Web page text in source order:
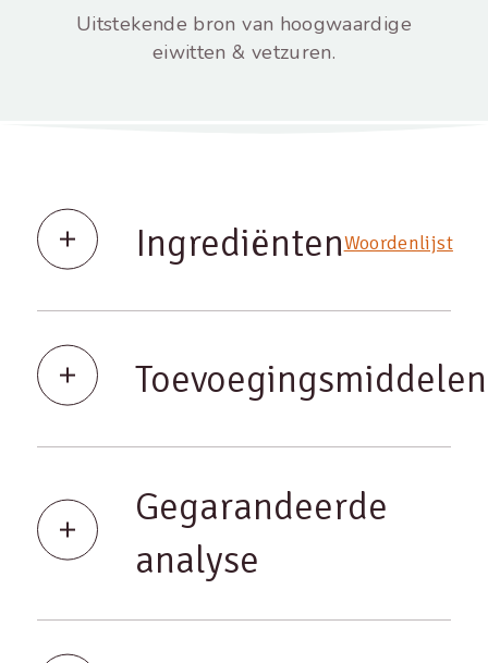
Uitstekende bron van hoogwaardige
eiwitten & vetzuren.
IngrediëntenWoordenlijst
Toevoegingsmiddelen
Gegarandeerde
analyse